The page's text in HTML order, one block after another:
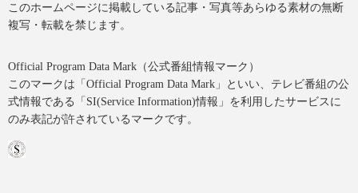
このホームページに掲載している記事・写真等あらゆる素材の無断
複写・転載を禁じます。
Official Program Data Mark（公式番組情報マーク）
このマークは「Official Program Data Mark」といい、テレビ番組の公
式情報である「SI(Service Information)情報」を利用したサービスに
のみ表記が許されているマークです。